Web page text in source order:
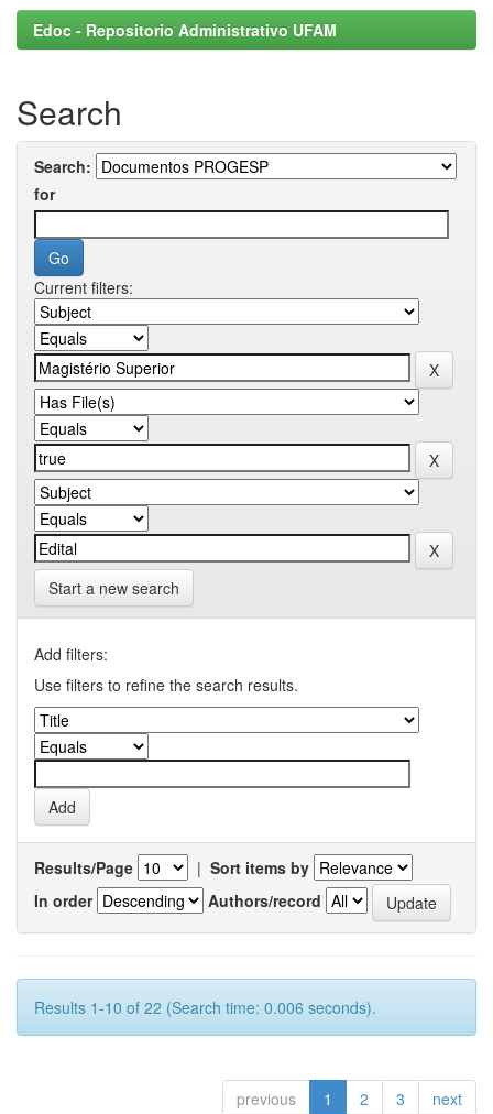
Edoc - Repositorio Administrativo UFAM
Search
Search:
for
Current filters:
Start a new search
Add filters:
Use filters to refine the search results.
Results/Page | Sort items by
In order
Authors/record
Results 1-10 of 22 (Search time: 0.006 seconds).
previous 1 2 3 next